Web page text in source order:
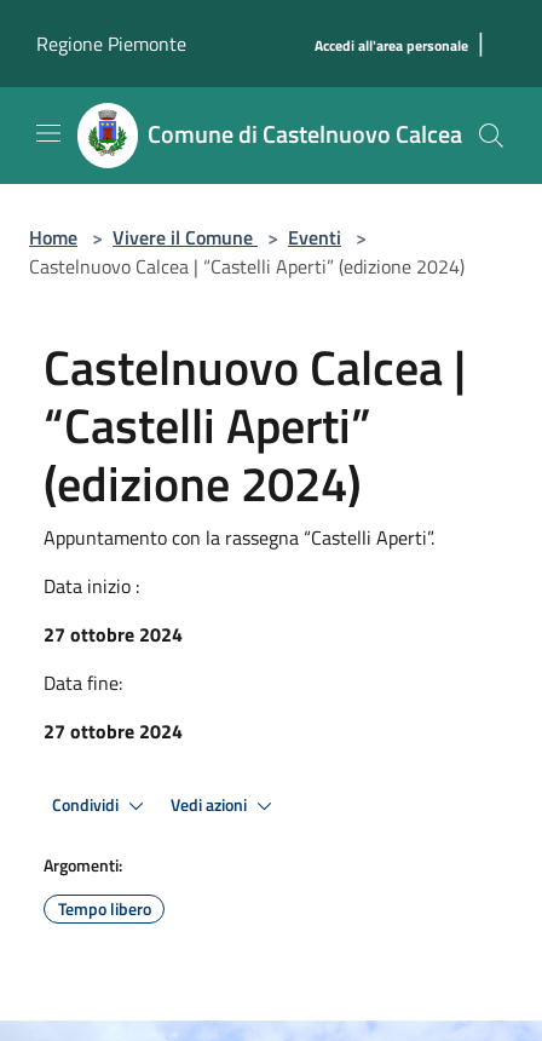
Regione Piemonte
Accedi all'area personale |
Comune di Castelnuovo Calcea
Home > Vivere il Comune > Eventi >
Castelnuovo Calcea | “Castelli Aperti” (edizione 2024)
Castelnuovo Calcea |
“Castelli Aperti”
(edizione 2024)
Appuntamento con la rassegna “Castelli Aperti”.
Data inizio :
27 ottobre 2024
Data fine:
27 ottobre 2024
Condividi Vedi azioni
Argomenti:
Tempo libero